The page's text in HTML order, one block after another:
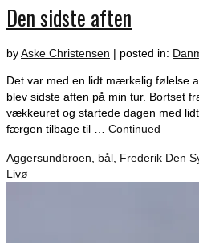
Den sidste aften
byAske Christensen | posted in:
Det var med en lidt mærkelig følelse
blev sidste aften på min tur. Bortset
vækkeuret og startede dagen med
færgen tilbage til … Continued
Aggersundbroen bål Frederik Den
Livø